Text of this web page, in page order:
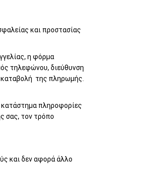
και προστασίας
η φόρμα
τηλεφώνου, διεύθυνση
καταβολή της πληρωμής.
κατάστημα πληροφορίες
σας, τον τρόπο
και δεν αφορά άλλο